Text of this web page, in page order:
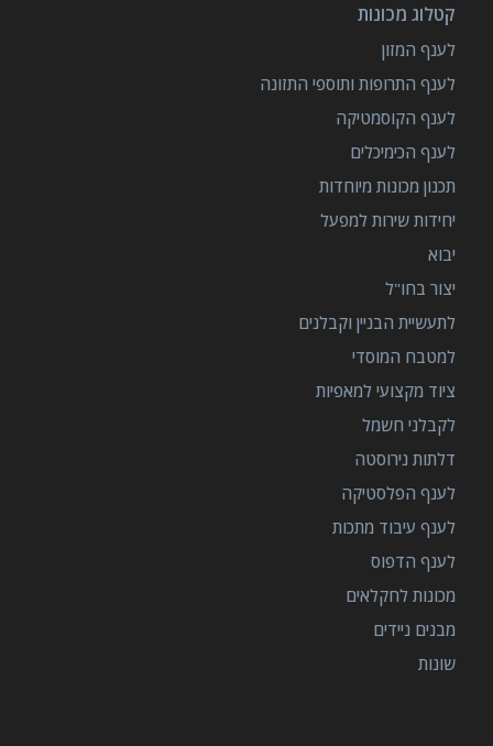
קטלוג מכונות
לענף המזון
לענף התרופות ותוספי התזונה
לענף הקוסמטיקה
לענף הכימיכלים
תכנון מכונות מיוחדות
יחידות שירות למפעל
יבוא
יצור בחו"ל
לתעשיית הבניין וקבלנים
למטבח המוסדי
ציוד מקצועי למאפיות
לקבלני חשמל
דלתות נירוסטה
לענף הפלסטיקה
לענף עיבוד מתכות
לענף הדפוס
מכונות לחקלאים
מבנים ניידים
שונות